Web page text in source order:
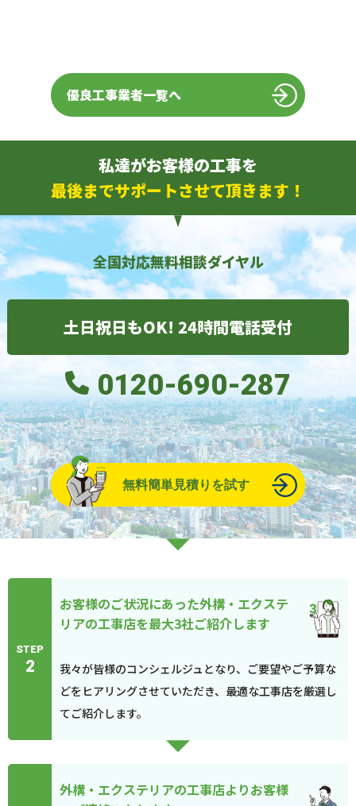
優良工事業者一覧へ
私達がお客様の工事を
最後までサポートさせて頂きます！
全国対応無料相談ダイヤル
土日祝日もOK! 24時間電話受付
0120-690-287
無料簡単見積りを試す
STEP
2
お客様のご状況にあった外構・エクステ
リアの工事店を最大3社ご紹介します
我々が皆様のコンシェルジュとなり、ご要望やご予算な
どをヒアリングさせていただき、最適な工事店を厳選し
てご紹介します。
外構・エクステリアの工事店よりお客様